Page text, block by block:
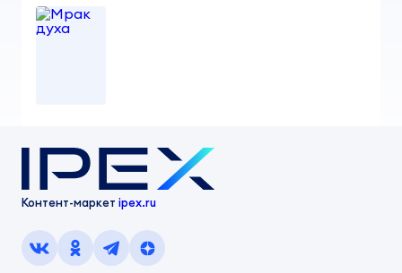
Мрак духа
Контент-маркет ipex.ru